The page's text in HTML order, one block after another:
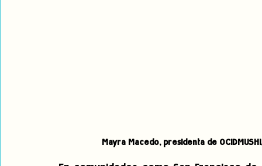
Mayra Macedo, presidenta de